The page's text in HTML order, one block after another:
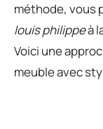
méthode, vous
louis philippeà
Voici une
meuble avec